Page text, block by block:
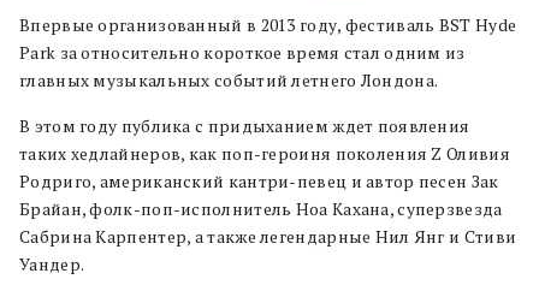
Впервые организованный в 2013 году, фестиваль BST Hyde
Park за относительно короткое время стал одним из
главных музыкальных событий летнего Лондона.
В этом году публика с придыханием ждет появления
таких хедлайнеров, как поп-героиня поколения Z Оливия
Родриго, американский кантри-певец и автор песен Зак
Брайан, фолк-поп-исполнитель Ноа Кахана, суперзвезда
Сабрина Карпентер, а также легендарные Нил Янг и Стиви
Уандер.